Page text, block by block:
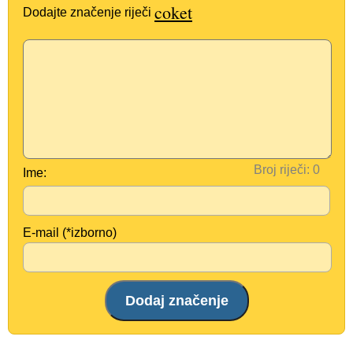
Dodajte značenje riječi coket
Broj riječi:
Ime:
E-mail (*izborno)